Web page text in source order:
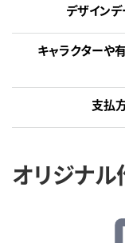
デザイン
キャラクターや
支払
オリジナ